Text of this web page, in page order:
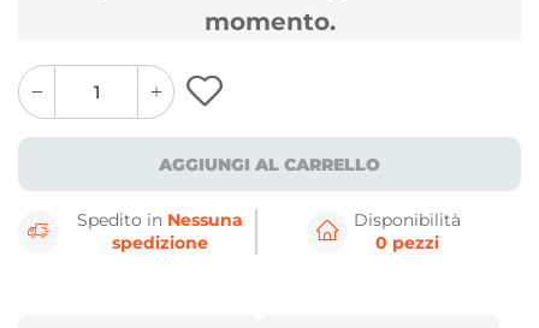
momento.
quantity
button
quantity
minus
button
AGGIUNGI AL CARRELLO
Spedito in Nessuna
spedizione
Disponibilità
0 pezzi